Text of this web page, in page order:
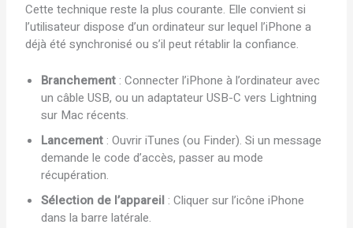
Cette technique reste la plus courante. Elle convient si
l’utilisateur dispose d’un ordinateur sur lequel l’iPhone a
déjà été synchronisé ou s’il peut rétablir la confiance.
Branchement : Connecter l’iPhone à l’ordinateur avec
un câble USB, ou un adaptateur USB-C vers Lightning
sur Mac récents.
Lancement : Ouvrir iTunes (ou Finder). Si un message
demande le code d’accès, passer au mode
récupération.
Sélection de l’appareil : Cliquer sur l’icône iPhone
dans la barre latérale.